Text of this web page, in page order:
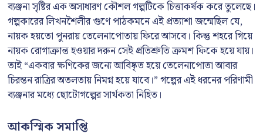
ব্যঞ্জনা সৃষ্টির এক অসাধারণ কৌশল গল্পটিকে চিত্তাকর্ষক করে তুলেছে।
গল্পকারের লিখনশৈলীর গুণে পাঠকমনে এই প্রত্যাশা জন্মেছিল যে,
নায়ক হয়তো পুনরায় তেলেনাপোতায় ফিরে আসবে। কিন্তু শহরে গিয়ে
নায়ক রোগাক্রান্ত হওয়ার দরুন সেই প্রতিশ্রুতি ক্রমশ ফিকে হয়ে যায়।
তাই “একবার ক্ষণিকের জন্যে আবিষ্কৃত হয়ে তেলেনাপোতা আবার
চিরন্তন রাত্রির অতলতায় নিমগ্ন হয়ে যাবে।” গল্পের এই ধরনের পরিণামী
ব্যঞ্জনার মধ্যে ছোটোগল্পের সার্থকতা নিহিত।
আকস্মিক সমাপ্তি